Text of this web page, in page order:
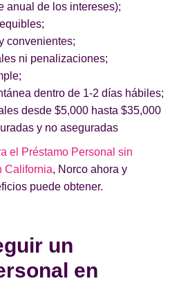
anual de los intereses);
convenientes;
ni penalizaciones;
dentro de 1-2 días hábiles;
desde $5,000 hasta $35,000
y no aseguradas
el Préstamo Personal sin
California, Norco ahora y
puede obtener.
un
en